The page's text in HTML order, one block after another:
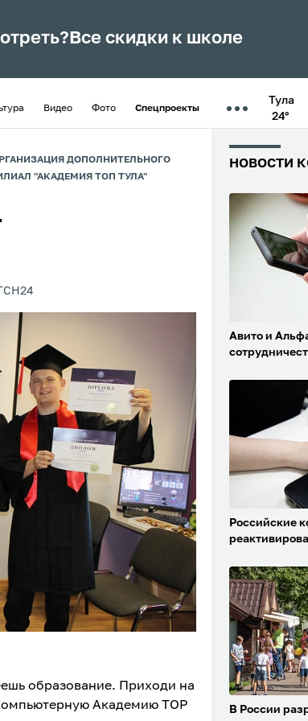
Все скидки к школе
Видео Фото Спецпроекты
Тула
24°
ДОПОЛНИТЕЛЬНОГО
"АКАДЕМИЯ ТОП ТУЛА"
образование. Приходи на
Академию TOP
НОВОСТИ
Авито и
Российские
В России